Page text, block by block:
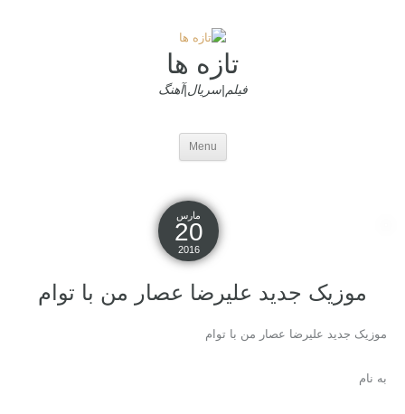
تازه ها
فیلم|سریال|آهنگ
Menu
مارس
20
2016
موزیک جدید علیرضا عصار من با توام
موزیک جدید علیرضا عصار من با توام
به نام